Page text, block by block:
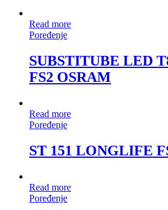
Read more
Poređenje
SUBSTITUBE LED
FS2 OSRAM
Read more
Poređenje
ST 151 LONGLIFE
Read more
Poređenje